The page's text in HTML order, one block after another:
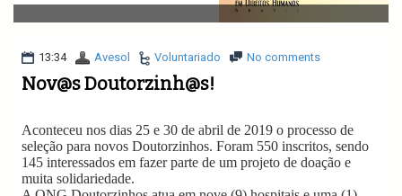
v
i
a
i
13:34 Avesol Voluntariado No comments
Nov@s Doutorzinh@s!
Aconteceu nos dias 25 e 30 de abril de 2019 o processo de
seleção para novos Doutorzinhos. Foram 550 inscritos, sendo
145 interessados em fazer parte de um projeto de doação e
muita solidariedade.